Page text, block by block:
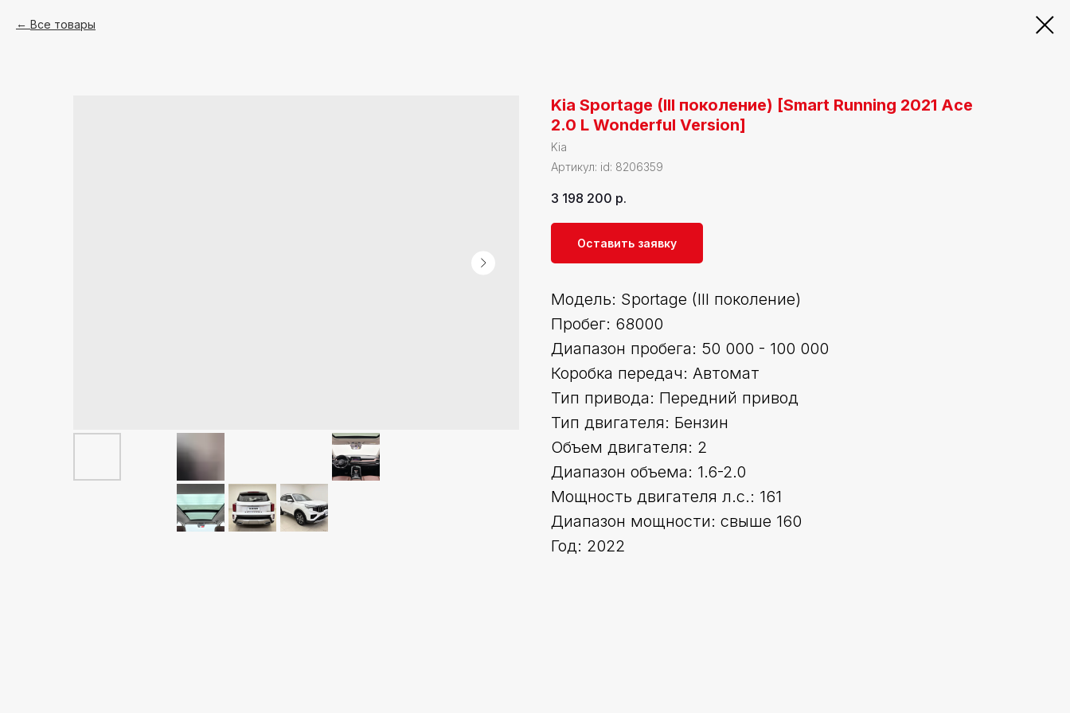
Все товары
Kia Sportage (III поколение) [Smart Running 2021 Ace
2.0 L Wonderful Version]
Kia
Артикул: id: 8206359
3 198 200 р.
Оставить заявку
Модель: Sportage (III поколение)
Пробег: 68000
Диапазон пробега: 50 000 - 100 000
Коробка передач: Автомат
Тип привода: Передний привод
Тип двигателя: Бензин
Объем двигателя: 2
Диапазон объема: 1.6-2.0
Мощность двигателя л.с.: 161
Диапазон мощности: свыше 160
Год: 2022